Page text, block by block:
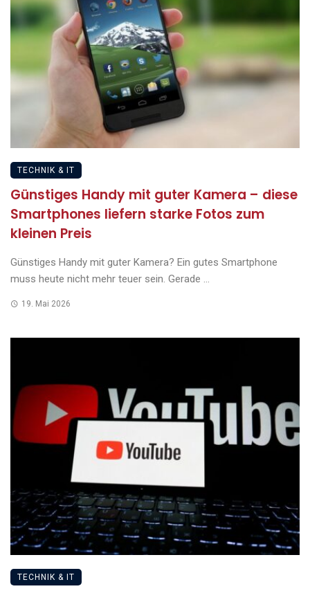
TECHNIK & IT
Günstiges Handy mit guter Kamera – diese
Smartphones liefern starke Fotos zum
kleinen Preis
Günstiges Handy mit guter Kamera? Ein gutes Smartphone
muss heute nicht mehr teuer sein. Gerade ...
19. Mai 2026
TECHNIK & IT